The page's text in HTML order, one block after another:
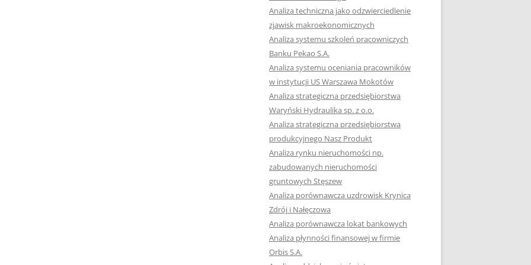
NAPISAĆ PRACĘ DYPLOMOWĄ
JAK PRZYGOTOWAĆ SIĘ DO
USTNEGO EGZAMINU
DYPLOMOWEGO?
HIPOTEZY W PRACACH
DYPLOMOWYCH
JAK PRZYGOTOWAĆ SIĘ DO
OBRONY PRACY DYPLOMOWEJ
Analiza techniczna jako odzwierciedlenie
zjawisk makroekonomicznych
Analiza systemu szkoleń pracowniczych
Banku Pekao S.A.
Analiza systemu oceniania pracowników
w instytucji US Warszawa Mokotów
Analiza strategiczna przedsiębiorstwa
Waryński Hydraulika sp. z o.o.
Analiza strategiczna przedsiębiorstwa
produkcyjnego Nasz Produkt
Analiza rynku nieruchomości np.
zabudowanych nieruchomości
gruntowych Stęszew
Analiza porównawcza uzdrowisk Krynica
Zdrój i Nałęczowa
Analiza porównawcza lokat bankowych
Analiza płynności finansowej w firmie
Orbis S.A.